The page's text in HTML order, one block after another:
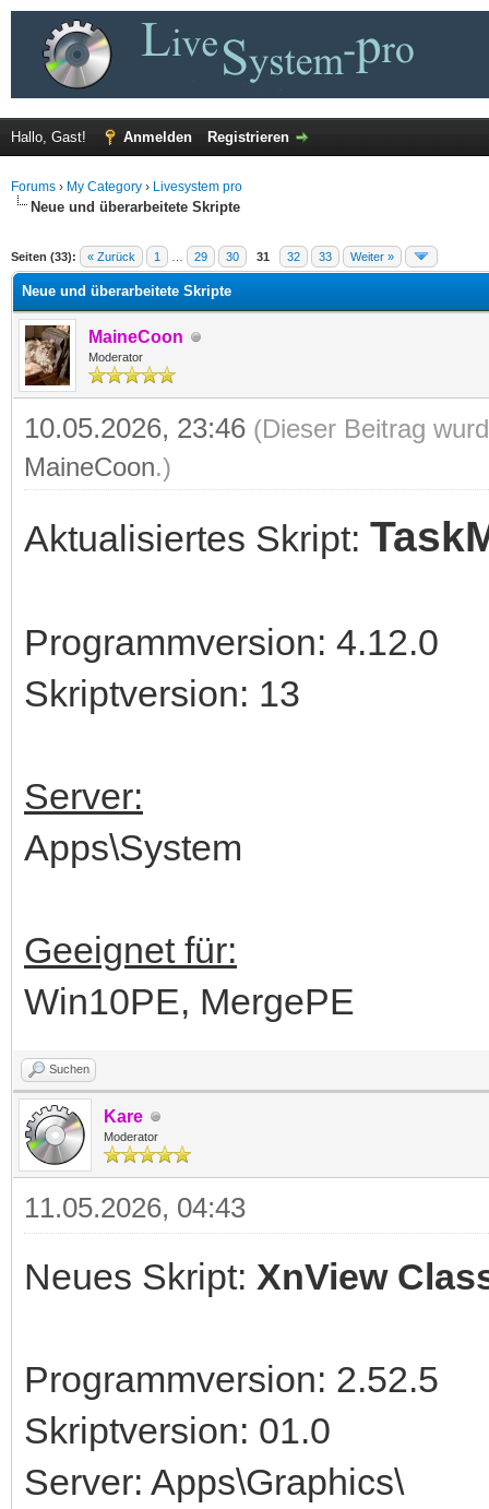
Hallo, Gast! Anmelden Registrieren
Forums › My Category › Livesystem pro
Neue und überarbeitete Skripte
Seiten (33): « Zurück 1 29 30 31 32 33 Weiter »
Durchschnitt
Neue und überarbeitete Skripte
MaineCoon
Moderator
10.05.2026, 23:46 (Dieser Beitrag
MaineCoon.)
Aktualisiertes Skript:
Programmversion: 4.12.0
Skriptversion: 13
Server:
Apps\System
Geeignet für:
Win10PE, MergePE
Suchen
Kare
Moderator
11.05.2026, 04:43
Neues Skript: XnView
Programmversion: 2.52.5
Skriptversion: 01.0
Server: Apps\Graphics\